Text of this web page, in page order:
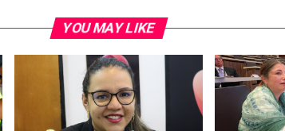
YOU MAY LIKE